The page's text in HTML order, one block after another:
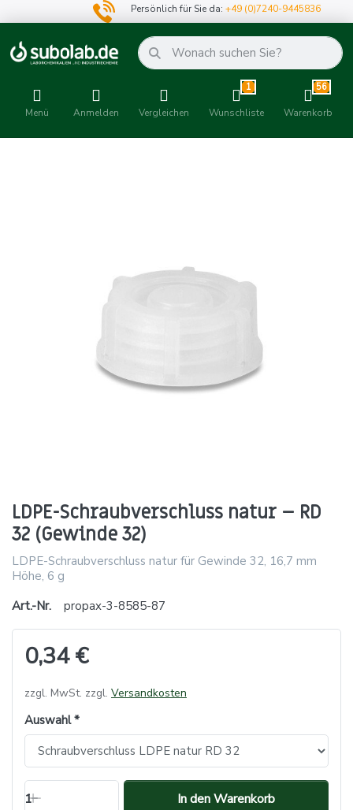
Persönlich für Sie da:+49 (0)7240-9445836
Menü Anmelden Vergleichen
1
Wunschliste
56
Warenkorb
LDPE-Schraubverschluss natur – RD
32 (Gewinde 32)
LDPE-Schraubverschluss natur für Gewinde 32, 16,7 mm
Höhe, 6 g
Art.-Nr.
propax-3-8585-87
0,34 €
zzgl. MwSt. zzgl. Versandkosten
Auswahl
1 In den Warenkorb